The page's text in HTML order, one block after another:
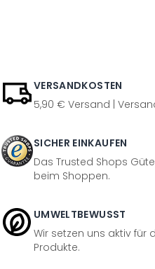
VERSANDKOSTEN
5,90 € Versand |
SICHER EINKAUFEN
Das Trusted Shops
beim Shoppen.
UMWELTBEWUSST
Wir setzen uns aktiv für
Produkte.